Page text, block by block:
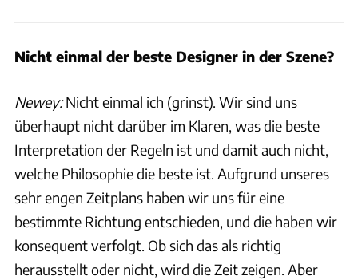
Nicht einmal der beste Designer in der Szene?
Newey:Nicht einmal ich (grinst). Wir sind uns
überhaupt nicht darüber im Klaren, was die beste
Interpretation der Regeln ist und damit auch nicht,
welche Philosophie die beste ist. Aufgrund unseres
sehr engen Zeitplans haben wir uns für eine
bestimmte Richtung entschieden, und die haben wir
konsequent verfolgt. Ob sich das als richtig
herausstellt oder nicht, wird die Zeit zeigen. Aber